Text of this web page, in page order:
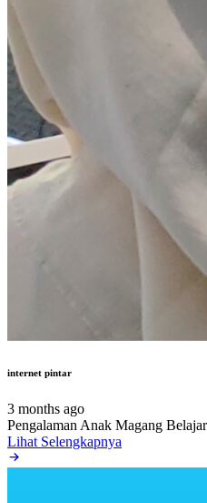
internet pintar
3 months ago
Pengalaman Anak Magang
Lihat Selengkapnya